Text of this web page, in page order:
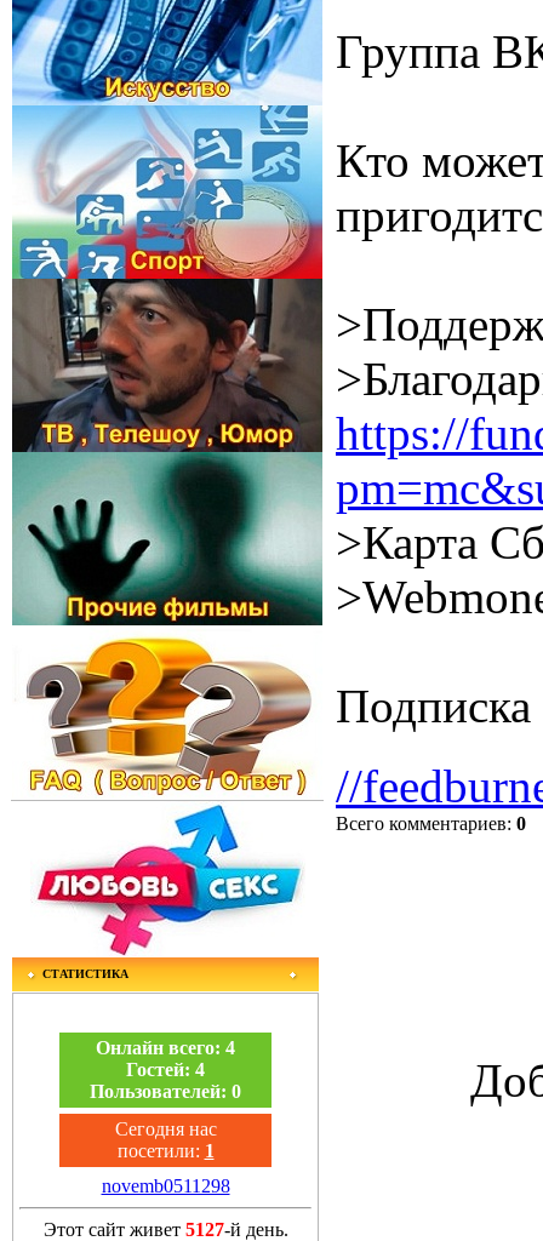
СТАТИСТИКА
Онлайн всего: 4
Гостей: 4
Пользователей: 0
Сегодня нас
посетили: 1
novemb0511298
Этот сайт живет 5127-й день.
Группа
Кто
https://
>Карта
Подписка
//
Всего комментариев: 0